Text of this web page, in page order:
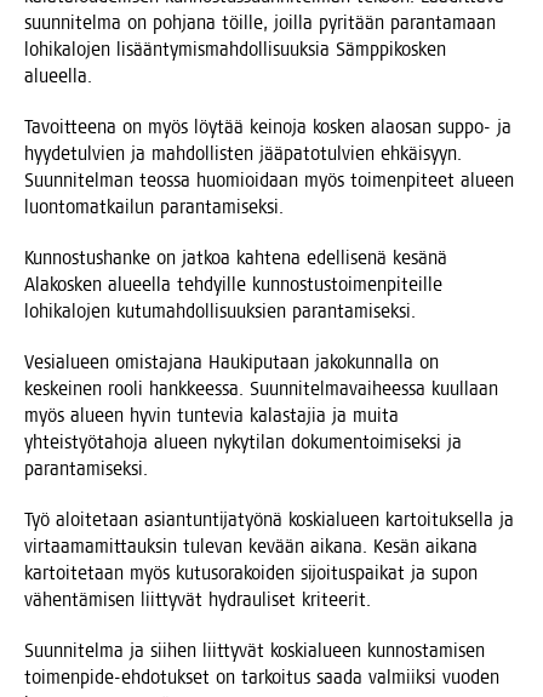
suun­ni­tel­ma on poh­ja­na töil­le, joil­la pyri­tään paran­ta­maan
lohi­ka­lo­jen lisään­ty­mis­mah­dol­li­suuk­sia Sämp­pi­kos­ken
alueella.
Tavoit­tee­na on myös löy­tää kei­no­ja kos­ken alao­san sup­po- ja
hyy­de­tul­vien ja mah­dol­lis­ten jää­pa­to­tul­vien ehkäi­syyn.
Suun­ni­tel­man teos­sa huo­mioi­daan myös toi­men­pi­teet alu­een
luon­to­mat­kai­lun parantamiseksi.
Kun­nos­tus­han­ke on jat­koa kah­te­na edel­li­se­nä kesä­nä
Ala­kos­ken alu­eel­la teh­dyil­le kun­nos­tus­toi­men­pi­teil­le
lohi­ka­lo­jen kutu­mah­dol­li­suuk­sien parantamiseksi.
Vesia­lu­een omis­ta­ja­na Hau­ki­pu­taan jako­kun­nal­la on
kes­kei­nen roo­li hank­kees­sa. Suun­ni­tel­ma­vai­hees­sa kuul­laan
myös alu­een hyvin tun­te­via kalas­ta­jia ja mui­ta
yhteis­työ­ta­ho­ja alu­een nyky­ti­lan doku­men­toi­mi­sek­si ja
parantamiseksi.
Työ aloi­te­taan asian­tun­ti­ja­työ­nä kos­kia­lu­een kar­toi­tuk­sel­la ja
vir­taa­ma­mit­tauk­sin tule­van kevään aika­na. Kesän aika­na
kar­toi­te­taan myös kutuso­ra­koi­den sijoi­tus­pai­kat ja supon
vähen­tä­mi­sen liit­ty­vät hydrau­li­set kriteerit.
Suun­ni­tel­ma ja sii­hen liit­ty­vät kos­kia­lu­een kun­nos­ta­mi­sen
toi­men­pi­de-ehdo­tuk­set on tar­koi­tus saa­da val­miik­si vuo­den